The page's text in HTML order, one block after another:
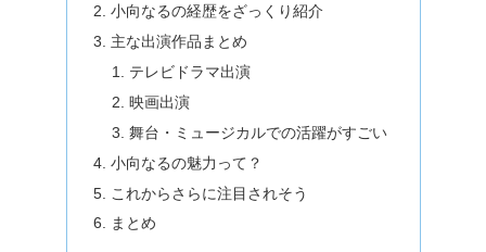
小向なるの経歴をざっくり紹介
主な出演作品まとめ
テレビドラマ出演
映画出演
舞台・ミュージカルでの活躍がすごい
小向なるの魅力って？
これからさらに注目されそう
まとめ